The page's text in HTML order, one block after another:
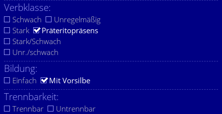
Verbklasse:
Schwach
Unregelmäßig
Stark
Präteritopräsens
Stark/Schwach
Unr./schwach
Bildung:
Einfach Mit Vorsilbe
Trennbarkeit:
Trennbar
Untrennbar